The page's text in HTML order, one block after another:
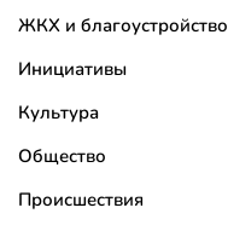
ЖКХ и благоустройство
Инициативы
Культура
Общество
Происшествия